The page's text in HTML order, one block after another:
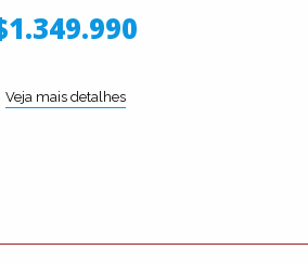
Veja mais detalhes